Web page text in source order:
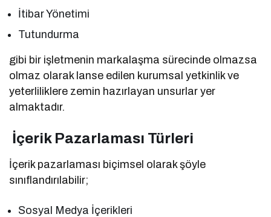
İtibar Yönetimi
Tutundurma
gibi bir işletmenin markalaşma sürecinde olmazsa
olmaz olarak lanse edilen kurumsal yetkinlik ve
yeterliliklere zemin hazırlayan unsurlar yer
almaktadır.
İçerik Pazarlaması Türleri
İçerik pazarlaması biçimsel olarak şöyle
sınıflandırılabilir;
Sosyal Medya İçerikleri